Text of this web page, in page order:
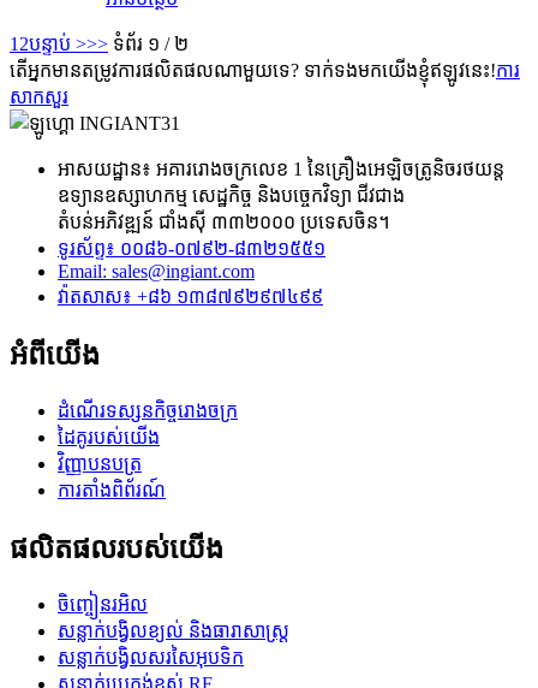
1 2បន្ទាប់ >>> ទំព័រ ១ / ២
តើអ្នកមានតម្រូវការផលិតផលណាមួយទេ? ទាក់ទងមកយើងខ្ញុំឥឡូវនេះ!ការ
សាកសួរ
អាសយដ្ឋាន៖ អគាររោងចក្រលេខ 1 នៃគ្រឿងអេឡិចត្រូនិចរថយន្ត
ឧទ្យានឧស្សាហកម្ម សេដ្ឋកិច្ច និងបច្ចេកវិទ្យា ជីវជាង
តំបន់អភិវឌ្ឍន៍ ជាំងស៊ី ៣៣២០០០ ប្រទេសចិន។
ទូរស័ព្ទ៖ ០០៨៦-០៧៩២-៨៣២១៥៥១
Email: sales@ingiant.com
វ៉ាតសាស៖ +៨៦ ១៣៨៧៩២៩៧៤៩៩
អំពីយើង
ដំណើរទស្សនកិច្ចរោងចក្រ
ដៃគូរបស់យើង
វិញ្ញាបនបត្រ
ការតាំងពិព័រណ៍
ផលិតផលរបស់យើង
ចិញ្ចៀនរអិល
សន្លាក់បង្វិលខ្យល់ និងធារាសាស្ត្រ
សន្លាក់បង្វិលសរសៃអុបទិក
សន្លាក់ប្រេកង់ខ្ពស់ RF